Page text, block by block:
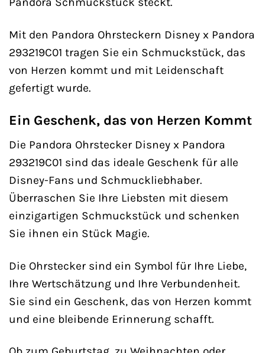
Mit den Pandora Ohrsteckern Disney x Pandora
293219C01 tragen Sie ein Schmuckstück, das
von Herzen kommt und mit Leidenschaft
gefertigt wurde.
Ein Geschenk, das von Herzen Kommt
Die Pandora Ohrstecker Disney x Pandora
293219C01 sind das ideale Geschenk für alle
Disney-Fans und Schmuckliebhaber.
Überraschen Sie Ihre Liebsten mit diesem
einzigartigen Schmuckstück und schenken
Sie ihnen ein Stück Magie.
Die Ohrstecker sind ein Symbol für Ihre Liebe,
Ihre Wertschätzung und Ihre Verbundenheit.
Sie sind ein Geschenk, das von Herzen kommt
und eine bleibende Erinnerung schafft.